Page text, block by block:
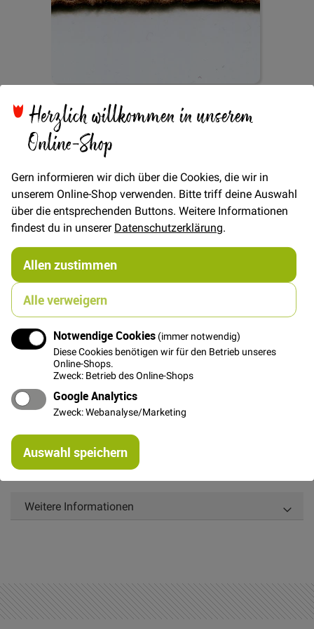
Herzlich willkommen in unserem
Online-Shop
Gern informieren wir dich über die Cookies, die wir in
unserem Online-Shop verwenden. Bitte triff deine Auswahl
über die entsprechenden Buttons. Weitere Informationen
findest du in unsererDatenschutzerklärung.
Allen zustimmen
Alle verweigern
Notwendige Cookies (immer notwendig)
Diese Cookies benötigen wir für den Betrieb unseres
Online-Shops.
Zweck: Betrieb des Online-Shops
Google Analytics
Zweck: Webanalyse/Marketing
Auswahl speichern
Anfang
Bildgalerie
springen
Spitze Blümchen 11mm
- Braun
VerfügbarkeitAuf Lager
1,00 € 1,50 €
In den Warenkorb
Details
Spitze in braun zum Aufnähen und Dekorieren. Breite
ca. 1,1 cm.Toll als Abschluss an Rock- oder
Kleidersaum oder als Zierborte auf einem Kissen.
Weitere Informationen